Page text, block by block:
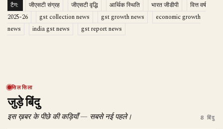
टैग: जीएसटी संग्रह जीएसटी वृद्धि आर्थिक स्थिति भारत जीडीपी
वित्त वर्ष
2025-26
gst collection news gst growth news
economic growth
news
india gst news gst report news
सिलसिला
जुड़े बिंदु
इस ख़बर के पीछे की कड़ियाँ — सबसे नई पहले। 8 बिंदु